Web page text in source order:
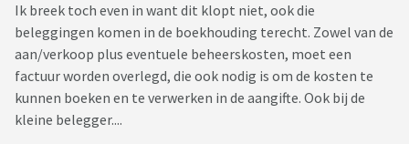
Ik breek toch even in want dit klopt niet, ook die
beleggingen komen in de boekhouding terecht. Zowel van de
aan/verkoop plus eventuele beheerskosten, moet een
factuur worden overlegd, die ook nodig is om de kosten te
kunnen boeken en te verwerken in de aangifte. Ook bij de
kleine belegger....